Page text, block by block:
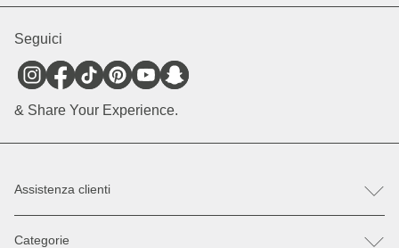
Seguici
& Share Your Experience.
Assistenza clienti
Aiuto e contatto
Categorie